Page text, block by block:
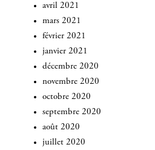
avril 2021
mars 2021
février 2021
janvier 2021
décembre 2020
novembre 2020
octobre 2020
septembre 2020
août 2020
juillet 2020